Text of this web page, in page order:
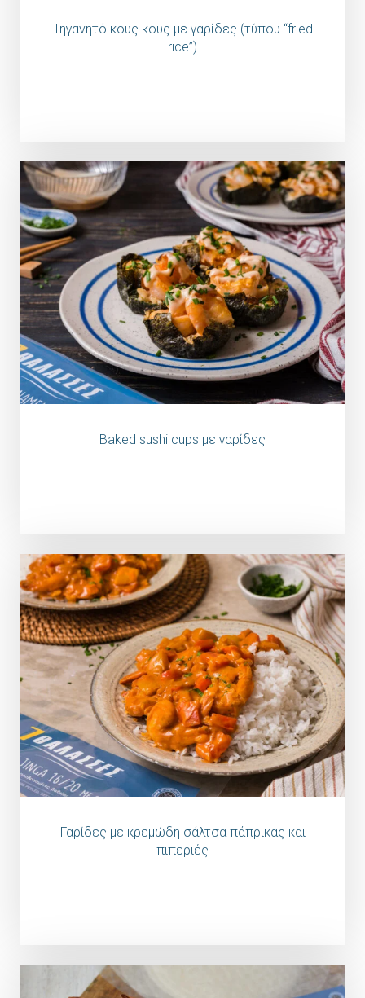
Τηγανητό κους κους με γαρίδες (τύπου “fried
rice”)
Baked sushi cups με γαρίδες
Γαρίδες με κρεμώδη σάλτσα πάπρικας και
πιπεριές